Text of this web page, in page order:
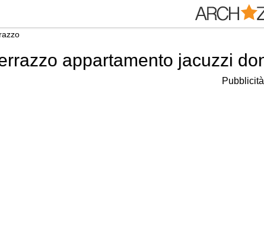
appartamento jacuzzi
Pubblicità